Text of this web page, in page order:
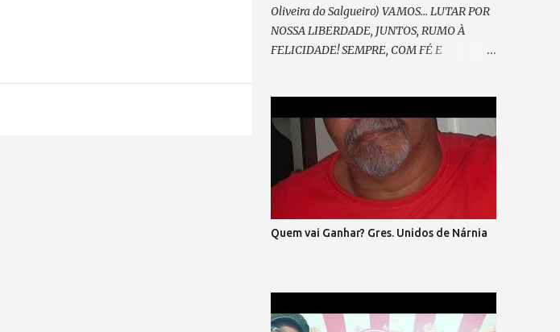
Oliveira do Salgueiro) VAMOS... LUTAR POR
NOSSA LIBERDADE, JUNTOS, RUMO À
FELICIDADE! SEMPRE, COM FÉ E
EXPANDIR CONFIANÇA. E GRITAR, PELO
FIM DA MORDAÇA, ESPALHAR PELA
PRAÇA O SOFRIMENTO DA MASSA; VEM
PRA RUA, VEM CANTAR, NOSSO SONHO VAI
BRILHAR! (refrão 1) DE MÃOS DADAS, DE
CORAÇÃO, O GRITO DA LIBERTAÇÃO ! E
ENTÃO, VAMOS VOLTAR A SORRIR, SEM
DIREITO, O FIM DA VINGANÇA, E DO
Quem vai Ganhar? Gres. Unidos de Nárnia